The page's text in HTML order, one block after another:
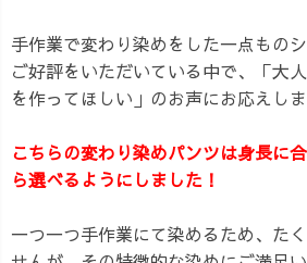
手作業で変わり染めをした一点もの
ご好評をいただいている中で、「大
を作ってほしい」のお声にお応えし
こちらの変わり染めパンツは身長に
ら選べるようにしました！
一つ一つ手作業にて染めるため、た